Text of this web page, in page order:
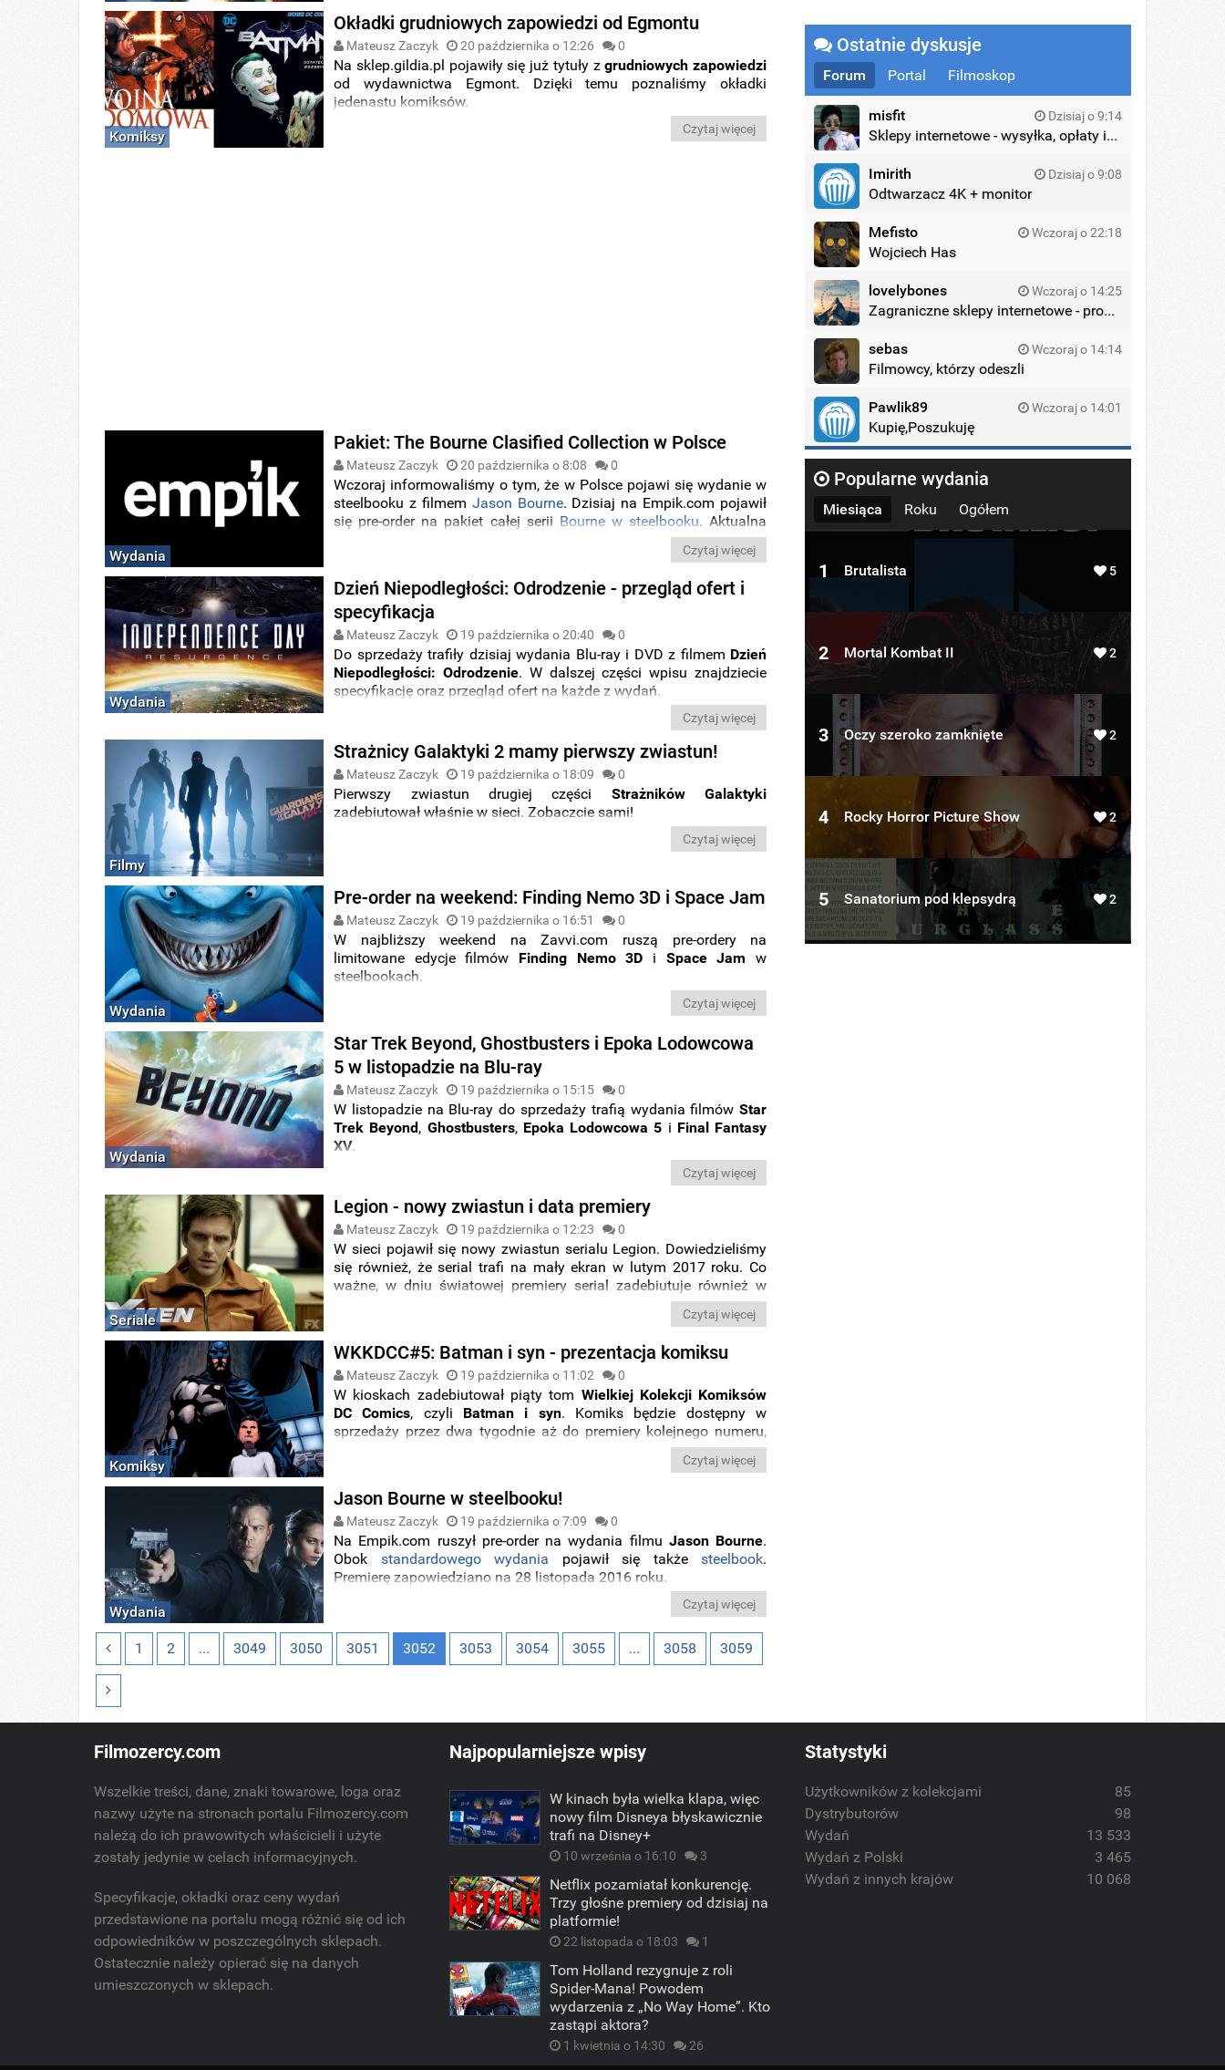
Komiksy
Okładki grudniowych zapowiedzi od Egmontu
Mateusz Zaczyk 20 października o 12:26 0
Na sklep.gildia.pl pojawiły się już tytuły zgrudniowych zapowiedzi
od wydawnictwa Egmont. Dzięki temu poznaliśmy okładki
jedenastu komiksów.
Czytaj więcej
Wydania
Pakiet: The Bourne Clasified Collection w Polsce
Mateusz Zaczyk 20 października o 8:08 0
Wczoraj informowaliśmy o tym, że w Polsce pojawi się wydanie w
steelbooku z filmem Jason Bourne. Dzisiaj na Empik.com pojawił
się pre-order na pakiet całej serii Bourne w steelbooku. Aktualna
Czytaj więcej
Wydania
Dzień Niepodległości: Odrodzenie - przegląd ofert i
specyfikacja
Mateusz Zaczyk 19 października o 20:40 0
Do sprzedaży trafiły dzisiaj wydania Blu-ray i DVD z filmem Dzień
Niepodległości: Odrodzenie. W dalszej części wpisu znajdziecie
specyfikację oraz przegląd ofert na każde z wydań.
Czytaj więcej
Filmy
Strażnicy Galaktyki 2 mamy pierwszy zwiastun!
Mateusz Zaczyk 19 października o 18:09 0
Pierwszy zwiastun drugiej części Strażników Galaktyki
zadebiutował właśnie w sieci. Zobaczcie sami!
Czytaj więcej
Wydania
Pre-order na weekend: Finding Nemo 3D i Space Jam
Mateusz Zaczyk 19 października o 16:51 0
W najbliższy weekend na Zavvi.com ruszą pre-ordery na
limitowane edycje filmów Finding Nemo 3D i Space Jam w
steelbookach.
Czytaj więcej
Wydania
Star Trek Beyond, Ghostbusters i Epoka Lodowcowa
5 w listopadzie na Blu-ray
Mateusz Zaczyk 19 października o 15:15 0
W listopadzie na Blu-ray do sprzedaży trafią wydania filmów Star
Trek Beyond, Ghostbusters, Epoka Lodowcowa 5 i Final Fantasy
XV.
Czytaj więcej
Seriale
Legion - nowy zwiastun i data premiery
Mateusz Zaczyk 19 października o 12:23 0
W sieci pojawił się nowy zwiastun serialu Legion. Dowiedzieliśmy
się również, że serial trafi na mały ekran w lutym 2017 roku. Co
ważne, w dniu światowej premiery serial zadebiutuje również w
Czytaj więcej
Komiksy
WKKDCC#5: Batman i syn - prezentacja komiksu
Mateusz Zaczyk 19 października o 11:02 0
W kioskach zadebiutował piąty tom Wielkiej Kolekcji Komiksów
DC Comics, czyli Batman i syn. Komiks będzie dostępny w
sprzedaży przez dwa tygodnie aż do premiery kolejnego numeru,
Czytaj więcej
Wydania
Jason Bourne w steelbooku!
Mateusz Zaczyk 19 października o 7:09 0
Na Empik.com ruszył pre-order na wydania filmu Jason Bourne.
Obok standardowego wydania pojawił się takżesteelbook.
Premierę zapowiedziano na 28 listopada 2016 roku.
Czytaj więcej
1 2 ... 3049 3050 3051 3052 3053 3054 3055 ... 3058 3059
Ostatnie dyskusje
Forum Portal Filmoskop
misfit Dzisiaj o 9:14
Sklepy internetowe - wysyłka, opłaty itd.
Imirith Dzisiaj o 9:08
Odtwarzacz 4K + monitor
Mefisto Wczoraj o 22:18
Wojciech Has
lovelybones Wczoraj o 14:25
Zagraniczne sklepy internetowe - promocje
sebas Wczoraj o 14:14
Filmowcy, którzy odeszli
Pawlik89 Wczoraj o 14:01
Kupię,Poszukuję
Popularne wydania
Miesiąca Roku Ogółem
1 Brutalista 5
2 Mortal Kombat II 2
3 Oczy szeroko zamknięte 2
4 Rocky Horror Picture Show 2
5 Sanatorium pod klepsydrą 2
Filmozercy.com
Wszelkie treści, dane, znaki towarowe, loga oraz
nazwy użyte na stronach portalu Filmozercy.com
należą do ich prawowitych właścicieli i użyte
zostały jedynie w celach informacyjnych.
Specyfikacje, okładki oraz ceny wydań
przedstawione na portalu mogą różnić się od ich
odpowiedników w poszczególnych sklepach.
Ostatecznie należy opierać się na danych
umieszczonych w sklepach.
Najpopularniejsze wpisy
W kinach była wielka klapa, więc
nowy film Disneya błyskawicznie
trafi na Disney+
10 września o 16:10 3
Netflix pozamiatał konkurencję.
Trzy głośne premiery od dzisiaj na
platformie!
22 listopada o 18:03 1
Tom Holland rezygnuje z roli
Spider-Mana! Powodem
wydarzenia z „No Way Home”. Kto
zastąpi aktora?
1 kwietnia o 14:30 26
Statystyki
Użytkowników z kolekcjami
85
Dystrybutorów
98
Wydań
13 533
Wydań z Polski
3 465
Wydań z innych krajów
10 068